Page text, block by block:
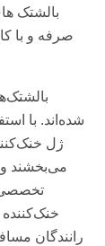
صرفه و با
شده‌اند. با
ژل
می‌بخشند و
تخصصی
رانندگان